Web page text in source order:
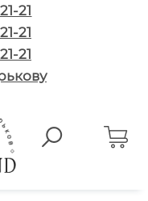
21
21
21